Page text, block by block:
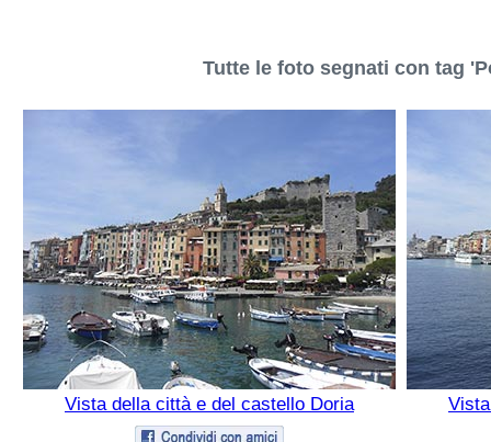
Tutte le foto segnati con tag
Vista della città e del castello Doria